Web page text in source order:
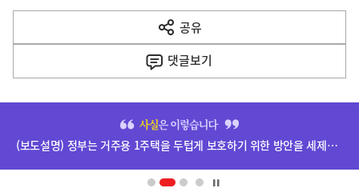
다
음
공유
열
기
댓글보기
(보도설명) 정부는 거주용 1주택을 두텁게 보호하기 위한 방안을 세제개편안에 담았습니다.